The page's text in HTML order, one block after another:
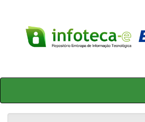
Skip